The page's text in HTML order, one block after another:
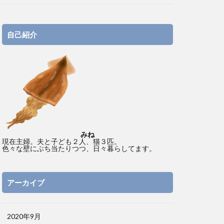
自己紹介
みね
現在主婦。夫と子ども２人、猫３匹。
色々な壁にぶち当たりつつ、日々暮らしてます。
アーカイブ
2020年9月